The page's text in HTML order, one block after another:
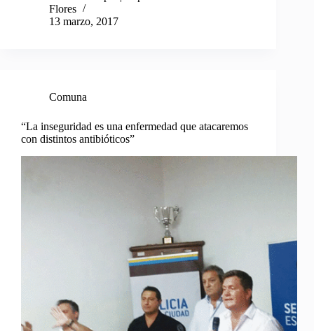
Flores
13 marzo, 2017
Comuna
“La inseguridad es una enfermedad que atacaremos
con distintos antibióticos”